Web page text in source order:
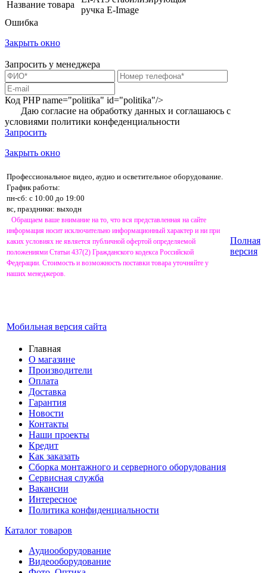
Название товара
ручка E-Image
Ошибка
Закрыть окно
Запросить у менеджера
Код PHPname="politika" id="politika"/>
Даю согласие на обработку данных и соглашаюсь с
условиями политики конфеденциальности
Запросить
Закрыть окно
Профессиональное видео, аудио и осветительное оборудование.
График работы:
пн-сб: с 10:00 до 19:00
вс, праздники: выходн
Обращаем ваше внимание на то, что вся представленная на сайте
информация носит исключительно информационный характер и ни при
каких условиях не является публичной офертой определяемой
положениями Статьи 437(2) Гражданского кодекса Российской
Федерации. Стоимость и возможность поставки товара уточняйте у
наших менеджеров.
Мобильная версия сайта
Полная
версия
Главная
О магазине
Производители
Оплата
Доставка
Гарантия
Новости
Контакты
Наши проекты
Кредит
Как заказать
Сборка монтажного и серверного оборудования
Сервисная служба
Вакансии
Интересное
Политика конфиденциальности
Каталог товаров
Аудиооборудование
Видеооборудование